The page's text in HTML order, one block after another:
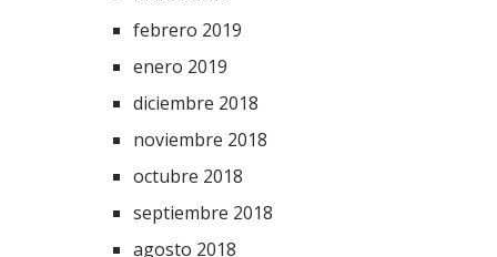
febrero 2019
enero 2019
diciembre 2018
noviembre 2018
octubre 2018
septiembre 2018
agosto 2018